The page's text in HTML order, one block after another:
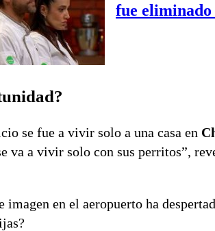
fue eliminado
se fue a vivir solo a una casa en
va a vivir solo con sus perritos”,
imagen en el aeropuerto ha